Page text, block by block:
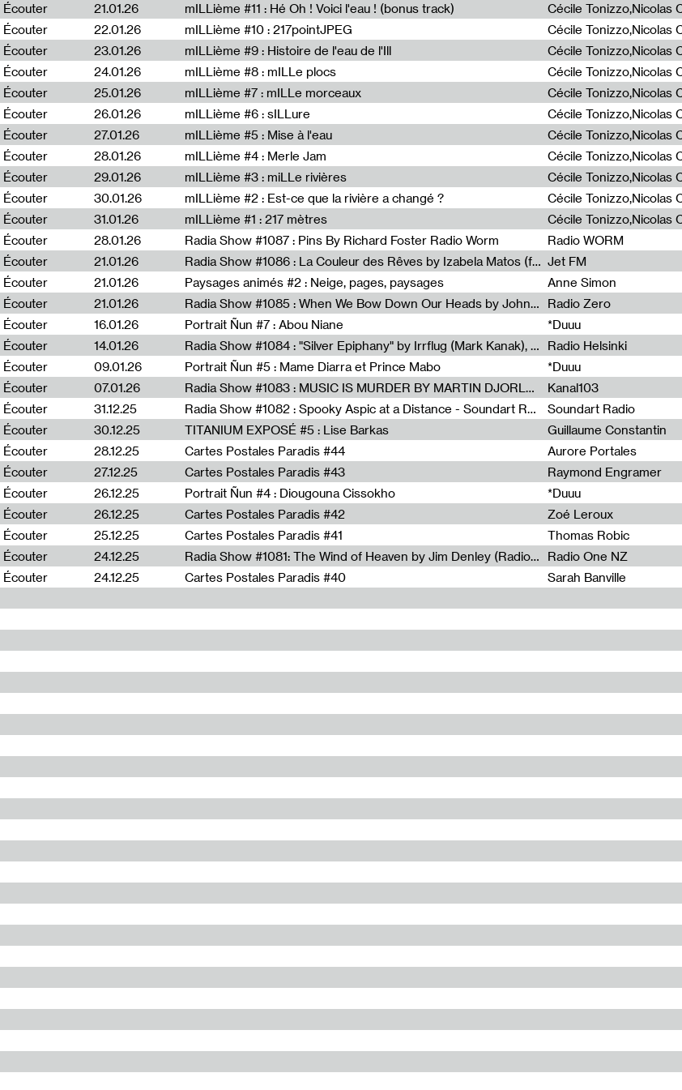
Écouter
21.01.26 mILLième #11 : Hé Oh ! Voici l'eau ! (bonus track)
Écouter
22.01.26 mILLième #10 : 217pointJPEG
Écouter
23.01.26 mILLième #9 : Histoire de l'eau de l'Ill
Écouter
24.01.26 mILLième #8 : mILLe plocs
Écouter
25.01.26 mILLième #7 : mILLe morceaux
Écouter
26.01.26 mILLième #6 : sILLure
Écouter
27.01.26 mILLième #5 : Mise à l'eau
Écouter
28.01.26 mILLième #4 : Merle Jam
Écouter
29.01.26 mILLième #3 : miLLe rivières
Écouter
30.01.26 mILLième #2 : Est-ce que la rivière a changé ?
Écouter
31.01.26 mILLième #1 : 217 mètres
Écouter
28.01.26 Radia Show #1087 : Pins By Richard Foster Radio Worm Radio WORM
Écouter
21.01.26 Radia Show #1086 : La Couleur des Rêves by Izabela Matos (for Jet FM) Jet FM
Écouter
21.01.26 Paysages animés #2 : Neige, pages, paysages Anne Simon
Écouter
21.01.26 Radia Show #1085 : When We Bow Down Our Heads by John Roach (Radia edit, Rádio Zero) Radio Zero
Écouter
16.01.26 Portrait Ñun #7 : Abou Niane *Duuu
Écouter
14.01.26 Radia Show #1084 : "Silver Epiphany" by Irrflug (Mark Kanak), featuring Jarboe and Blixa Bargeld (for Radio Helsinki) Radio Helsinki
Écouter
09.01.26 Portrait Ñun #5 : Mame Diarra et Prince Mabo *Duuu
Écouter
07.01.26 Radia Show #1083 : MUSIC IS MURDER BY MARTIN DJORLEV (KANAL103) Kanal103
Écouter
31.12.25 Radia Show #1082 : Spooky Aspic at a Distance - Soundart Radio Soundart Radio
Écouter
30.12.25 TITANIUM EXPOSÉ #5 : Lise Barkas Guillaume Constantin
Écouter
28.12.25 Cartes Postales Paradis #44 Aurore Portales
Écouter
27.12.25 Cartes Postales Paradis #43 Raymond Engramer
Écouter
26.12.25 Portrait Ñun #4 : Diougouna Cissokho *Duuu
Écouter
26.12.25 Cartes Postales Paradis #42 Zoé Leroux
Écouter
25.12.25 Cartes Postales Paradis #41 Thomas Robic
Écouter
24.12.25 Radia Show #1081: The Wind of Heaven by Jim Denley (Radio One 91 FM) Radio One NZ
Écouter
24.12.25 Cartes Postales Paradis #40 Sarah Banville